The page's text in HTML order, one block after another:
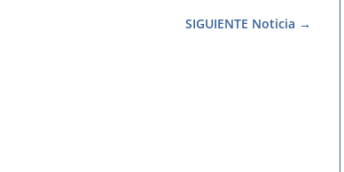
SIGUIENTE Noticia